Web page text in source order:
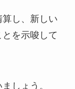
し、新しい
を示唆して
しょう。